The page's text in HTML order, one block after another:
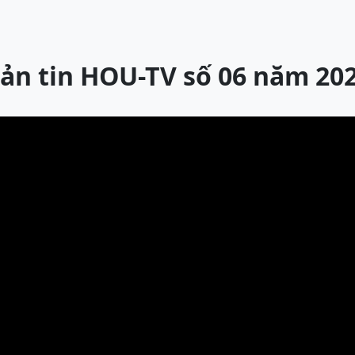
tin HOU-TV số 06 năm